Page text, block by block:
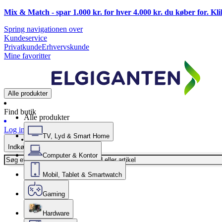
Mix & Match - spar 1.000 kr. for hver 4.000 kr. du køber for.
Spring navigationen over
Kundeservice
PrivatkundeErhvervskunde
Mine favoritter
Alle produkter
Find butik
Log ind
Indkøbskurv
Alle produkter
TV, Lyd & Smart Home
Computer & Kontor
Mobil, Tablet & Smartwatch
Gaming
Hardware